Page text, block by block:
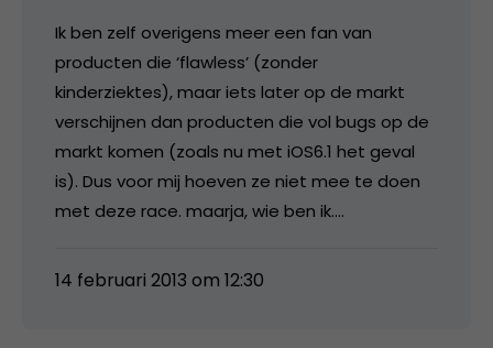
Ik ben zelf overigens meer een fan van
producten die ‘flawless’ (zonder
kinderziektes), maar iets later op de markt
verschijnen dan producten die vol bugs op de
markt komen (zoals nu met iOS6.1 het geval
is). Dus voor mij hoeven ze niet mee te doen
met deze race. maarja, wie ben ik….
14 februari 2013 om 12:30